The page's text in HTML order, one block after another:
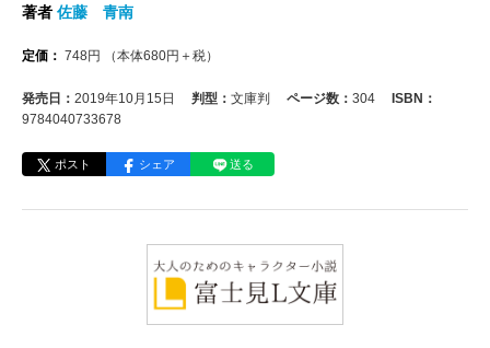
著者 佐藤 青南
定価： 748円 （本体680円＋税）
発売日： 2019年10月15日 判型： 文庫判 ページ数： 304
ISBN：
9784040733678
ポスト シェア 送る